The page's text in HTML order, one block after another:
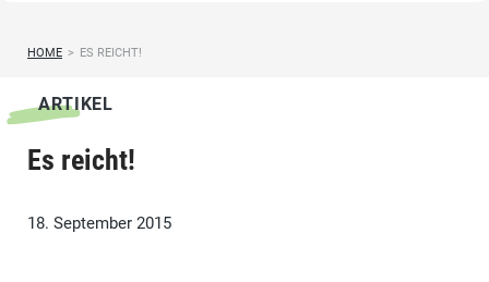
HOME > ES REICHT!
ARTIKEL
Es reicht!
18. September 2015